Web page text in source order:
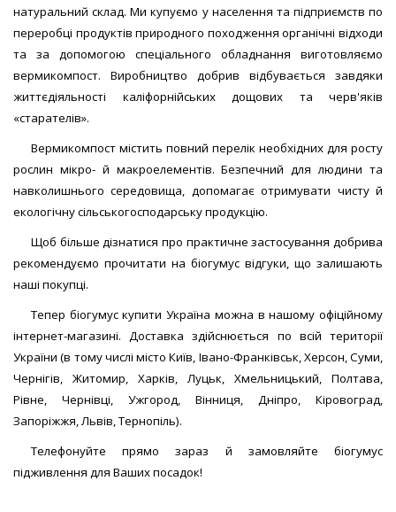
натуральний склад. Ми купуємо у населення та підприємств по
переробці продуктів природного походження органічні відходи
та за допомогою спеціального обладнання виготовляємо
вермикомпост. Виробництво добрив відбувається завдяки
життєдіяльності каліфорнійських дощових та черв'яків
«старателів».
Вермикомпост містить повний перелік необхідних для росту
рослин мікро- й макроелементів. Безпечний для людини та
навколишнього середовища, допомагає отримувати чисту й
екологічну сільськогосподарську продукцію.
Щоб більше дізнатися про практичне застосування добрива
рекомендуємо прочитати на біогумус відгуки, що залишають
наші покупці.
Тепер біогумус купити Україна можна в нашому офіційному
інтернет-магазині. Доставка здійснюється по всій території
України (в тому числі місто Київ, Івано-Франківськ, Херсон, Суми,
Чернігів, Житомир, Харків, Луцьк, Хмельницький, Полтава,
Рівне, Чернівці, Ужгород, Вінниця, Дніпро, Кіровоград,
Запоріжжя, Львів, Тернопіль).
Телефонуйте прямо зараз й замовляйте біогумус
підживлення для Ваших посадок!